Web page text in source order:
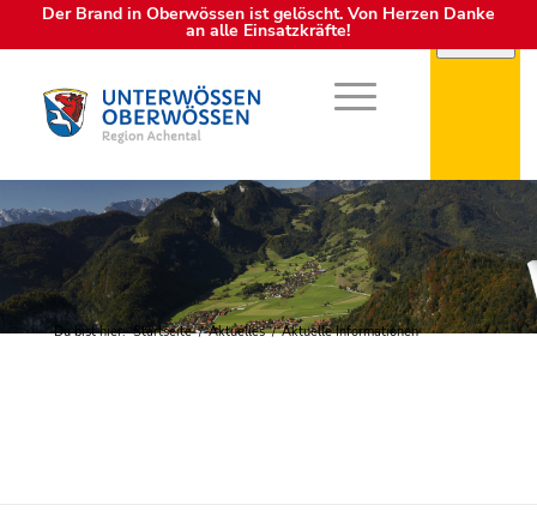
Der Brand in Oberwössen ist gelöscht. Von Herzen Danke
an alle Einsatzkräfte!
Du bist hier: Startseite / Aktuelles / Aktuelle Informationen